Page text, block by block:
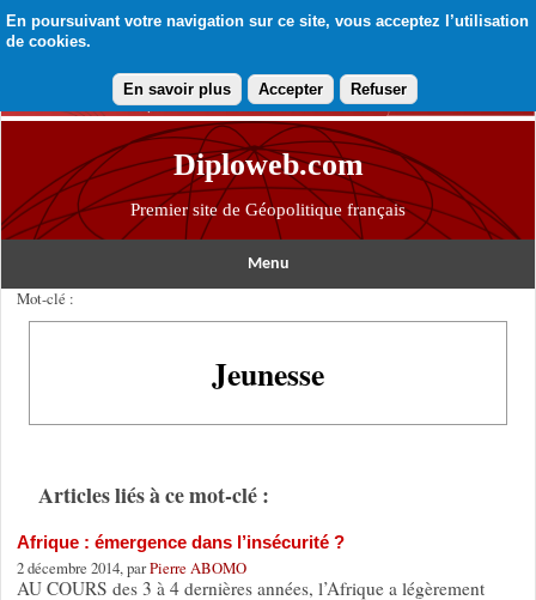
En poursuivant votre navigation sur ce site, vous acceptez l’utilisation
de cookies.
En savoir plus Accepter Refuser
Diploweb.com
Premier site de Géopolitique français
Menu
Mot-clé :
Jeunesse
Articles liés à ce mot-clé :
Afrique : émergence dans l’insécurité ?
2 décembre 2014, parPierre ABOMO
AU COURS des 3 à 4 dernières années, l’Afrique a légèrement